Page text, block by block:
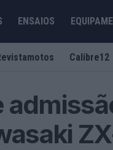
ENSAIOS
Calibre12